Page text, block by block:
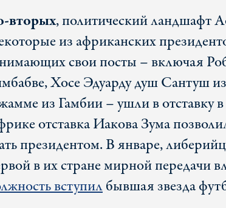
вторых, политический ландшафт
из африканских
свои посты – включая
Хосе Эдуарду душ Сантуш
из Гамбии – ушли в отставку
отставка Иакова Зума
президентом. В январе,
в их стране мирной передачи
вступилбывшая звезда